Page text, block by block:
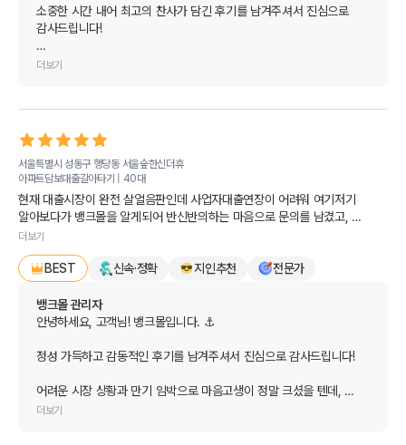
소중한 시간 내어 최고의 찬사가 담긴 후기를 남겨주셔서 진심으로
감사드립니다!
모든 금융기관의 금리와 한도를 한눈에 편하게 비교하신 것에 더해,
깊이 감동을 느낍니다. 🤝
앞으로도 고객님과 추천받아 오시는 모든 분들께 늘 가장 정확하고
편리한 최적의 금융 솔루션을 제공해 드릴 수 있도록 최선을
다하겠습니다. 금융 관련 도움이 필요하실 땐 언제든 편하게 뱅크몰을
찾아주세요.
오늘 하루도 행복과 즐거운 일들만 가득하시길 진심으로 응원합니다.
감사합니다!
더보기
서울특별시 성동구 행당동서울숲한신더휴
아파트담보대출갈아타기 |
40대
현재 대출시장이 완전 살얼음판인데 사업자대출연장이 어려워 여기저기
알아보다가 뱅크몰을 알게되어 반신반의하는 마음으로 문의를 남겼고,
친절하게 저의 상황을 들으시곤 작합한 금융기관에서 현재보다 낮은 금리로
서류접수 후
더보기
BEST 신속·정확 지인추천 전문가
뱅크몰 관리자
안녕하세요, 고객님! 뱅크몰입니다. ⚓
정성 가득하고 감동적인 후기를 남겨주셔서 진심으로 감사드립니다!
어려운 시장 상황과 만기 임박으로 마음고생이 정말 크셨을 텐데,
신속한 서류 접수부터 더 낮은 금리로의 대환까지 무사히 도와드릴 수
더보기